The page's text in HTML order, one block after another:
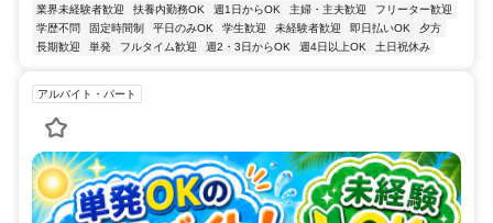
業界未経験者歓迎 扶養内勤務OK 週1日からOK 主婦・主夫歓迎
フリーター歓迎
学歴不問
固定時間制 平日のみOK 学生歓迎 未経験者歓迎 即日払いOK
夕方
長期歓迎
単発 フルタイム歓迎 週2・3日からOK 週4日以上OK 土日祝休み
アルバイト・パート